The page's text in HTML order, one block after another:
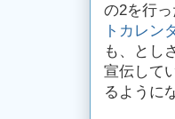
の2を行
トカレン
も、とし
宣伝して
るように